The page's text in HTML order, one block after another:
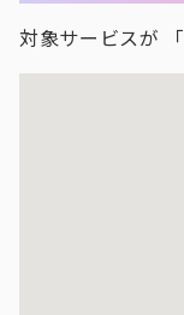
対象サービスが 「